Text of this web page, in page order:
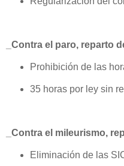
_Contra el paro, reparto
Prohibición de las
35 horas por ley sin
_Contra el mileurismo,
Eliminación de las